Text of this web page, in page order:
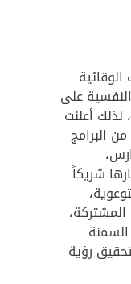
على
أعلنت
البرامج
شريكاً
رؤية